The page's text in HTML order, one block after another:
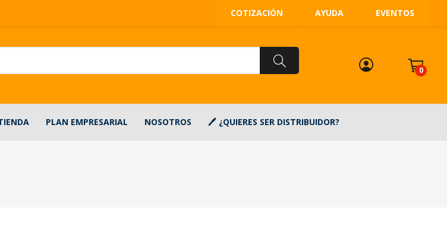
COTIZACIÓN AYUDA EVENTOS
0
PLAN EMPRESARIAL NOSOTROS ¿QUIERES SER DISTRIBUIDOR?